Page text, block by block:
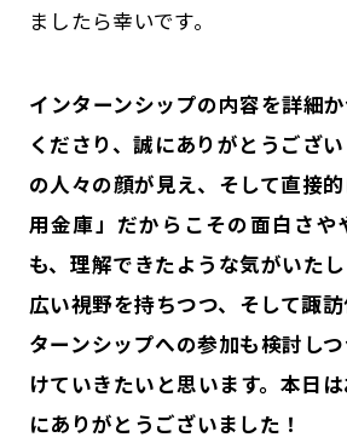
ましたら幸いです。
――インターンシップの内容を詳細
くださり、誠にありがとうござ
の人々の顔が見え、そして直接
用金庫」だからこその面白さや
も、理解できたような気がいた
広い視野を持ちつつ、そして諏
ターンシップへの参加も検討し
けていきたいと思います。本日
にありがとうございました！